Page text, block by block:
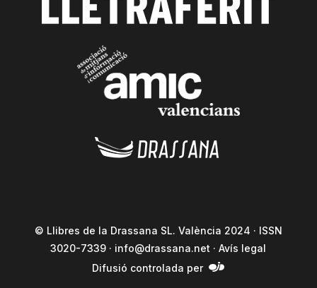
© Llibres de la Drassana SL. València 2024 · ISSN
3020-7339 · info@drassana.net ·Avís legal
Difusió controlada per